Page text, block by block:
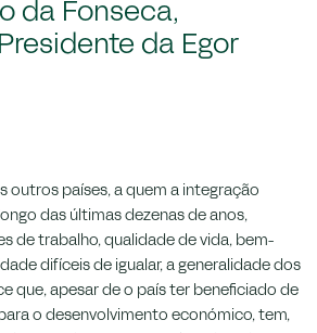
Ainda assim, por
que existiu a
de acesso a determinadas
Lamentamos o
o nosso compromisso com a
da Fonseca,
da Egor
outros países, a quem a integração
das últimas dezenas de anos,
de trabalho, qualidade de vida, bem-
difíceis de igualar, a generalidade dos
que, apesar de o país ter beneficiado de
o desenvolvimento económico, tem,